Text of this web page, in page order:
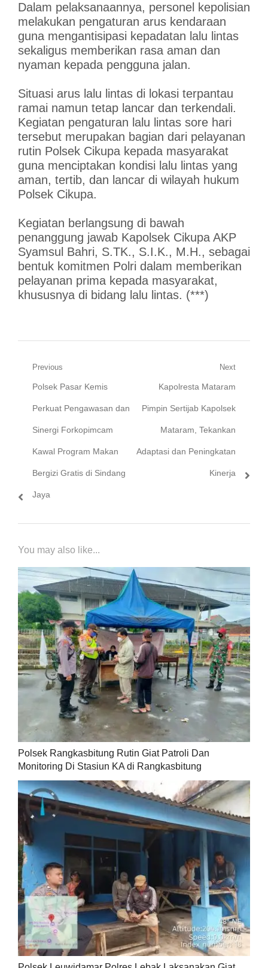
Dalam pelaksanaannya, personel kepolisian
melakukan pengaturan arus kendaraan
guna mengantisipasi kepadatan lalu lintas
sekaligus memberikan rasa aman dan
nyaman kepada pengguna jalan.
Situasi arus lalu lintas di lokasi terpantau
ramai namun tetap lancar dan terkendali.
Kegiatan pengaturan lalu lintas sore hari
tersebut merupakan bagian dari pelayanan
rutin Polsek Cikupa kepada masyarakat
guna menciptakan kondisi lalu lintas yang
aman, tertib, dan lancar di wilayah hukum
Polsek Cikupa.
Kegiatan berlangsung di bawah
penanggung jawab Kapolsek Cikupa AKP
Syamsul Bahri, S.TK., S.I.K., M.H., sebagai
bentuk komitmen Polri dalam memberikan
pelayanan prima kepada masyarakat,
khususnya di bidang lalu lintas. (***)
Navigasi
pos
Previous
Previous
post:
Polsek Pasar Kemis
Perkuat Pengawasan dan
Sinergi Forkopimcam
Kawal Program Makan
Bergizi Gratis di Sindang
Jaya
Next
Next
post:
Kapolresta Mataram
Pimpin Sertijab Kapolsek
Mataram, Tekankan
Adaptasi dan Peningkatan
Kinerja
You may also like...
Polsek Rangkasbitung Rutin Giat Patroli Dan
Monitoring Di Stasiun KA di Rangkasbitung